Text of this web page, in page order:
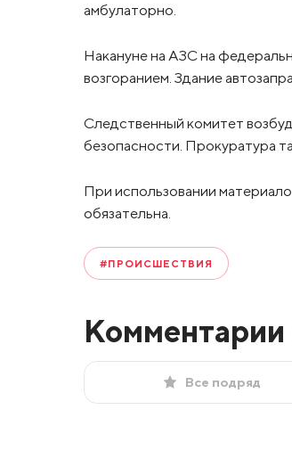
амбулаторно.
Накануне на АЗС на
возгоранием. Здание
Следственный комитет
безопасности. Прокуратура
При использовании
обязательна.
#ПРОИСШЕСТВИЯ
Комментарии
Все подряд